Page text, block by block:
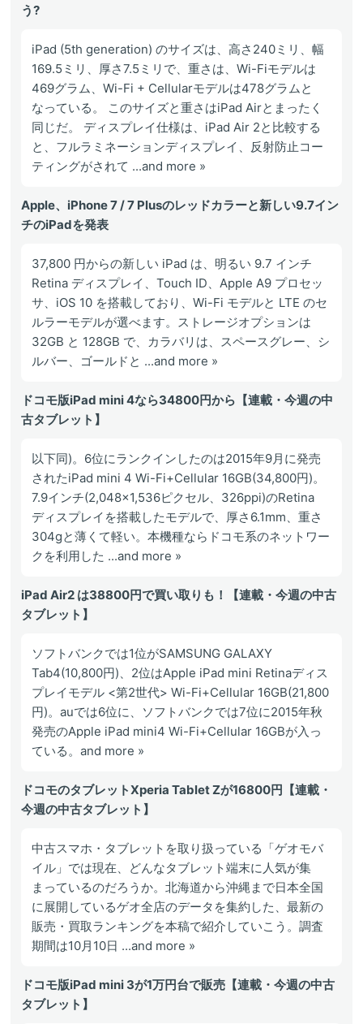
う?
iPad (5th generation) のサイズは、高さ240ミリ、幅
169.5ミリ、厚さ7.5ミリで、重さは、Wi-Fiモデルは
469グラム、Wi-Fi + Cellularモデルは478グラムと
なっている。 このサイズと重さはiPad Airとまったく
同じだ。 ディスプレイ仕様は、iPad Air 2と比較する
と、フルラミネーションディスプレイ、反射防止コー
ティングがされて ...and more »
Apple、iPhone 7 / 7 Plusのレッドカラーと新しい9.7イン
チのiPadを発表
37,800 円からの新しい iPad は、明るい 9.7 インチ
Retina ディスプレイ、Touch ID、Apple A9 プロセッ
サ、iOS 10 を搭載しており、Wi-Fi モデルと LTE のセ
ルラーモデルが選べます。ストレージオプションは
32GB と 128GB で、カラバリは、スペースグレー、シ
ルバー、ゴールドと ...and more »
ドコモ版iPad mini 4なら34800円から【連載・今週の中
古タブレット】
以下同)。6位にランクインしたのは2015年9月に発売
されたiPad mini 4 Wi-Fi+Cellular 16GB(34,800円)。
7.9インチ(2,048×1,536ピクセル、326ppi)のRetina
ディスプレイを搭載したモデルで、厚さ6.1mm、重さ
304gと薄くて軽い。本機種ならドコモ系のネットワー
クを利用した ...and more »
iPad Air2 は38800円で買い取りも！【連載・今週の中古
タブレット】
ソフトバンクでは1位がSAMSUNG GALAXY
Tab4(10,800円)、2位はApple iPad mini Retinaディス
プレイモデル <第2世代> Wi-Fi+Cellular 16GB(21,800
円)。auでは6位に、ソフトバンクでは7位に2015年秋
発売のApple iPad mini4 Wi-Fi+Cellular 16GBが入っ
ている。and more »
ドコモのタブレットXperia Tablet Zが16800円【連載・
今週の中古タブレット】
中古スマホ・タブレットを取り扱っている「ゲオモバ
イル」では現在、どんなタブレット端末に人気が集
まっているのだろうか。北海道から沖縄まで日本全国
に展開しているゲオ全店のデータを集約した、最新の
販売・買取ランキングを本稿で紹介していこう。調査
期間は10月10日 ...and more »
ドコモ版iPad mini 3が1万円台で販売【連載・今週の中古
タブレット】